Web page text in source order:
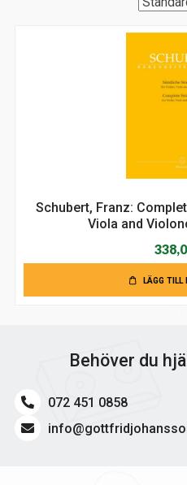
Schubert, Franz:
Viola and
LÄGG TILL
Behöver du
072 451 0858